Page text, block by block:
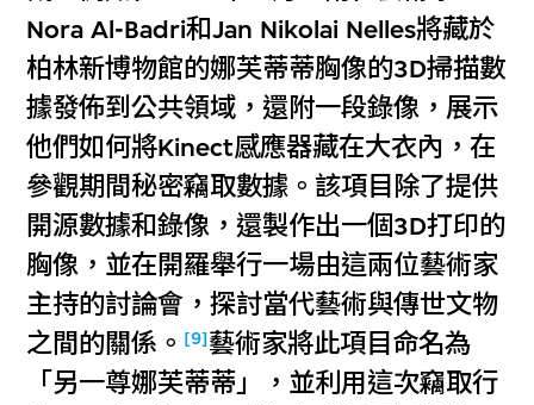
Nora Al-Badri和Jan Nikolai Nelles將藏於
柏林新博物館的娜芙蒂蒂胸像的3D掃描數
據發佈到公共領域，還附一段錄像，展示
他們如何將Kinect感應器藏在大衣內，在
參觀期間秘密竊取數據。該項目除了提供
開源數據和錄像，還製作出一個3D打印的
胸像，並在開羅舉行一場由這兩位藝術家
主持的討論會，探討當代藝術與傳世文物
之間的關係。 [9]藝術家將此項目命名為
「另一尊娜芙蒂蒂」，並利用這次竊取行